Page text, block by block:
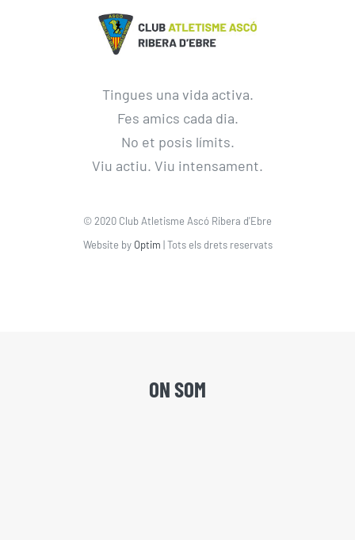
Tingues una vida activa.
Fes amics cada dia.
No et posis límits.
Viu actiu. Viu intensament.
© 2020 Club Atletisme Ascó Ribera d'Ebre
Website by Optim | Tots els drets reservats
ON SOM